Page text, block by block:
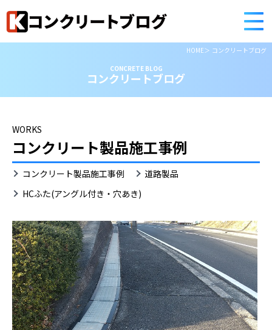
CONCRETE BLOG
コンクリートブログ
HOME コンクリートブログ
WORKS
コンクリート製品施工事例
HC
ふ
た
ン
グ
ル
付
き・
穴
あ
き)
コンクリート製品施工事例
道路製品
HCふた(アングル付き・穴あき)